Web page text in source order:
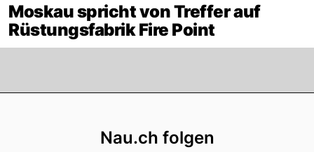
Moskau spricht von Treffer auf
Rüstungsfabrik Fire Point
Nau.ch folgen